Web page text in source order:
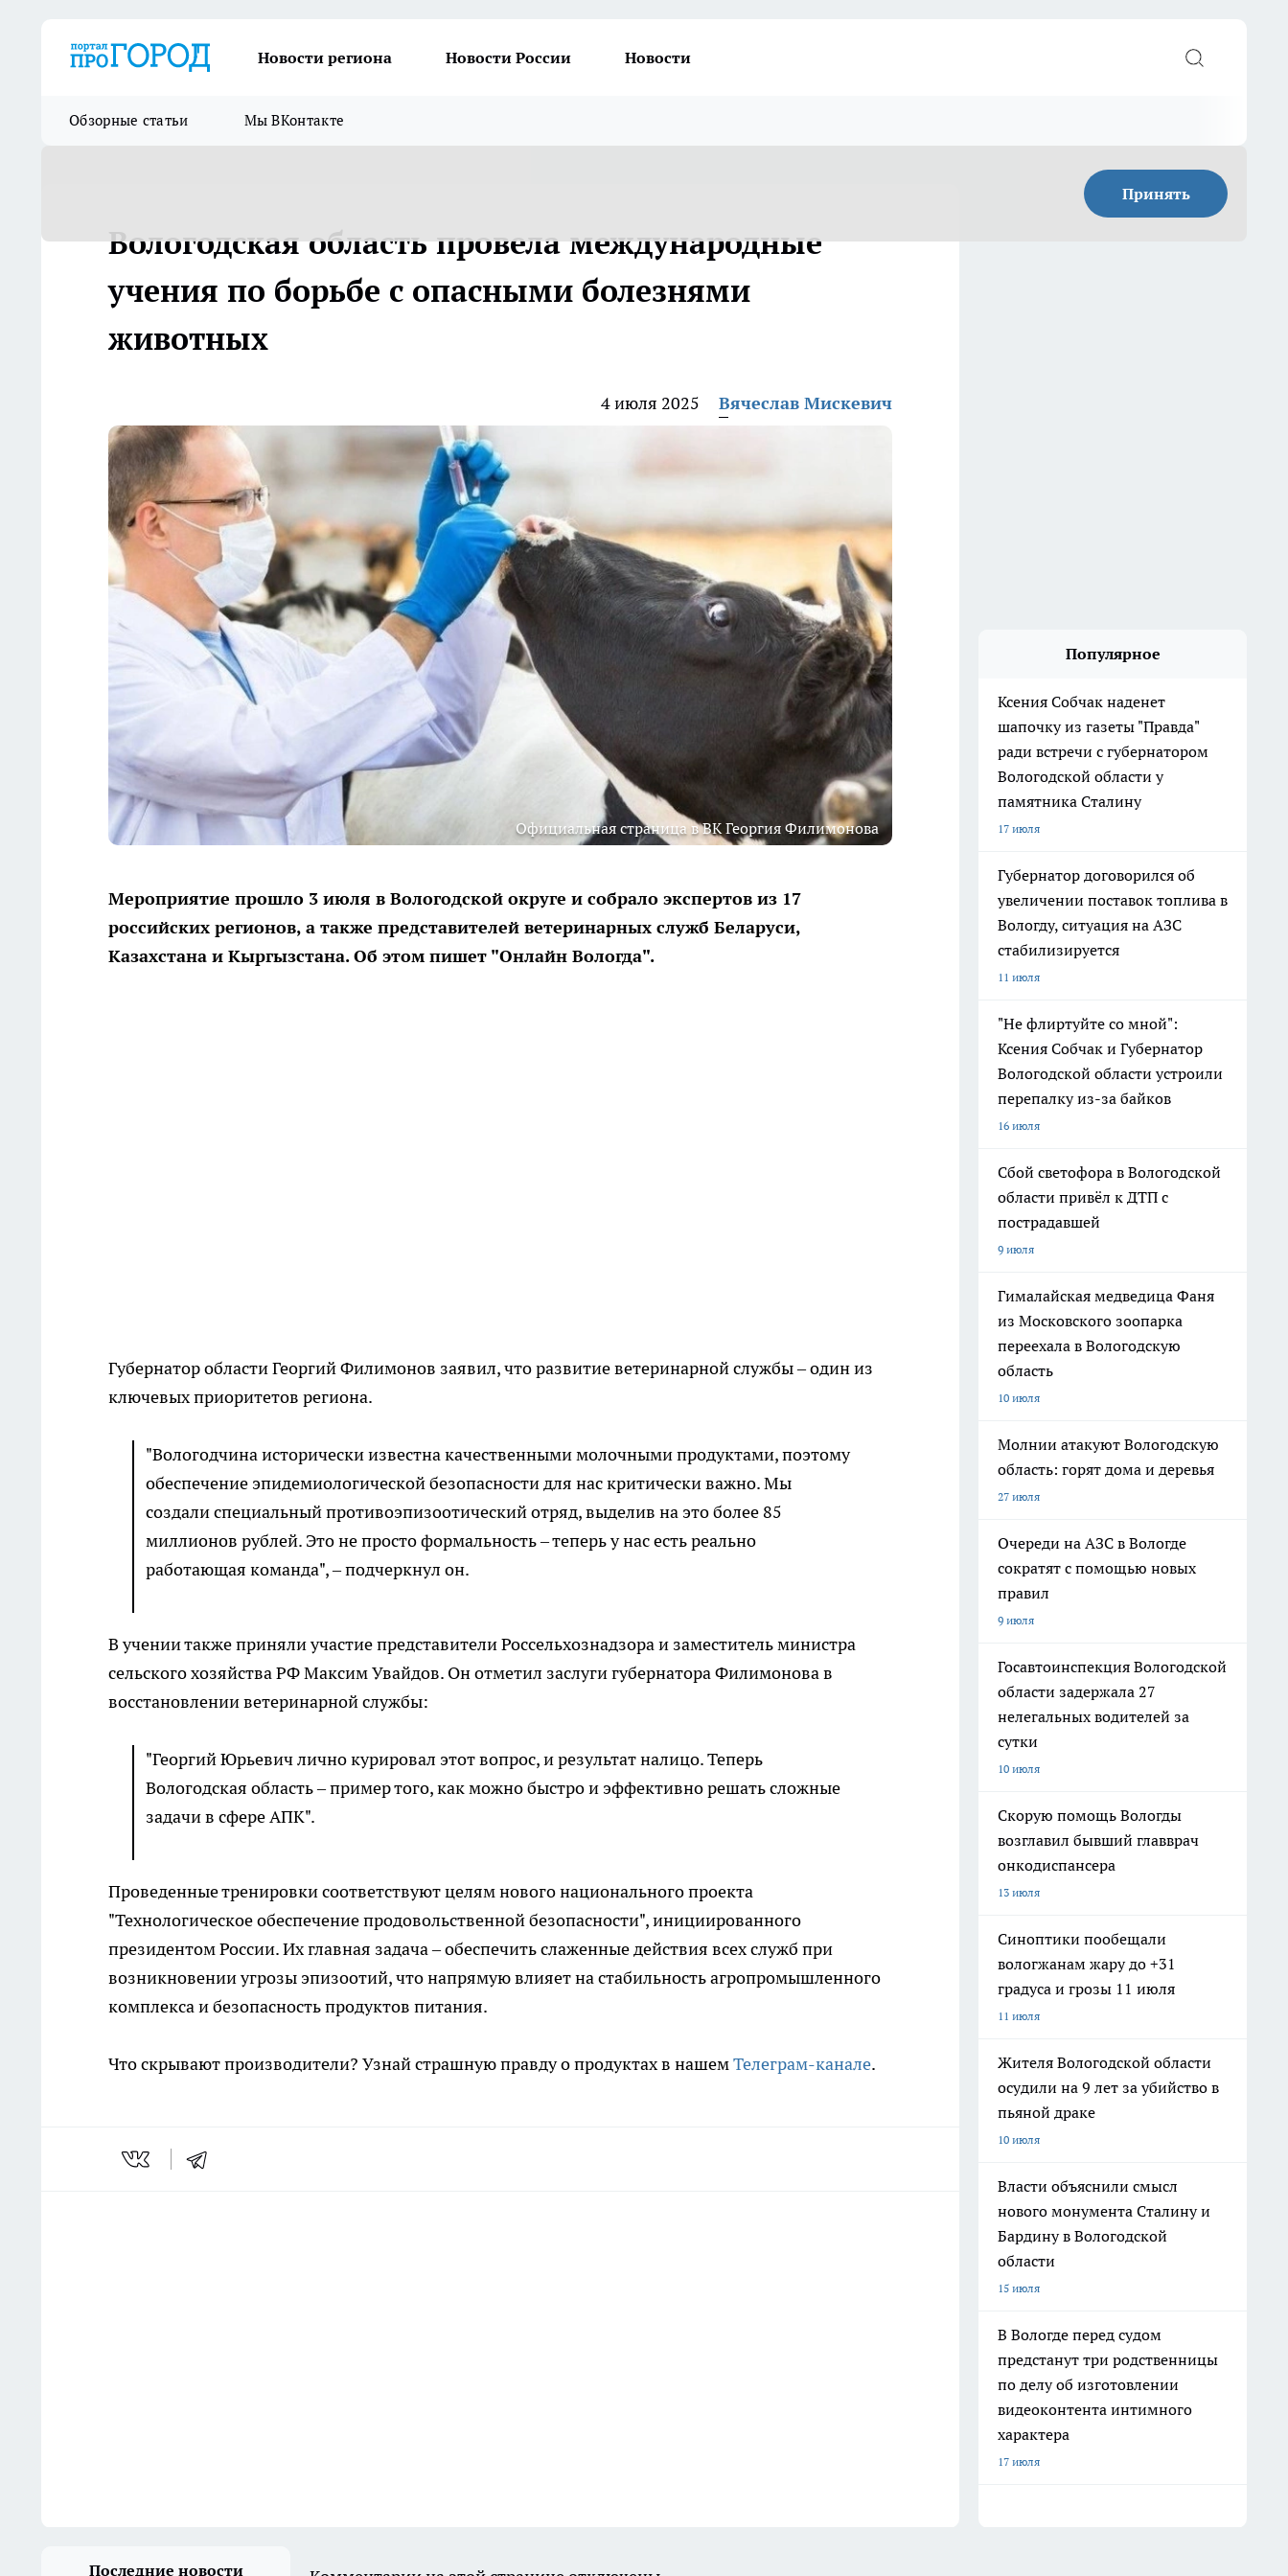
Новости региона Новости России Новости
Обзорные статьи Мы ВКонтакте
Принять
Вологодская область провела международные
учения по борьбе с опасными болезнями
животных
4 июля 2025 Вячеслав Мискевич
Официальная страница в ВК Георгия Филимонова
Мероприятие прошло 3 июля в Вологодской округе и собрало экспертов из 17
российских регионов, а также представителей ветеринарных служб Беларуси,
Казахстана и Кыргызстана. Об этом пишет "Онлайн Вологда".
Губернатор области Георгий Филимонов заявил, что развитие ветеринарной службы – один из
ключевых приоритетов региона.
"Вологодчина исторически известна качественными молочными продуктами, поэтому
обеспечение эпидемиологической безопасности для нас критически важно. Мы
создали специальный противоэпизоотический отряд, выделив на это более 85
миллионов рублей. Это не просто формальность – теперь у нас есть реально
работающая команда", – подчеркнул он.
В учении также приняли участие представители Россельхознадзора и заместитель министра
сельского хозяйства РФ Максим Увайдов. Он отметил заслуги губернатора Филимонова в
восстановлении ветеринарной службы:
"Георгий Юрьевич лично курировал этот вопрос, и результат налицо. Теперь
Вологодская область – пример того, как можно быстро и эффективно решать сложные
задачи в сфере АПК".
Проведенные тренировки соответствуют целям нового национального проекта
"Технологическое обеспечение продовольственной безопасности", инициированного
президентом России. Их главная задача – обеспечить слаженные действия всех служб при
возникновении угрозы эпизоотий, что напрямую влияет на стабильность агропромышленного
комплекса и безопасность продуктов питания.
Что скрывают производители? Узнай страшную правду о продуктах в нашемТелеграм-канале.
Популярное
Ксения Собчак наденет
шапочку из газеты "Правда"
ради встречи с губернатором
Вологодской области у
памятника Сталину
17 июля
Губернатор договорился об
увеличении поставок топлива в
Вологду, ситуация на АЗС
стабилизируется
11 июля
"Не флиртуйте со мной":
Ксения Собчак и Губернатор
Вологодской области устроили
перепалку из-за байков
16 июля
Сбой светофора в Вологодской
области привёл к ДТП с
пострадавшей
9 июля
Гималайская медведица Фаня
из Московского зоопарка
переехала в Вологодскую
область
10 июля
Молнии атакуют Вологодскую
область: горят дома и деревья
27 июля
Очереди на АЗС в Вологде
сократят с помощью новых
правил
9 июля
Госавтоинспекция Вологодской
области задержала 27
нелегальных водителей за
сутки
10 июля
Скорую помощь Вологды
возглавил бывший главврач
онкодиспансера
13 июля
Синоптики пообещали
вологжанам жару до +31
градуса и грозы 11 июля
11 июля
Жителя Вологодской области
осудили на 9 лет за убийство в
пьяной драке
10 июля
Власти объяснили смысл
нового монумента Сталину и
Бардину в Вологодской
области
15 июля
В Вологде перед судом
предстанут три родственницы
по делу об изготовлении
видеоконтента интимного
характера
17 июля
Последние новости